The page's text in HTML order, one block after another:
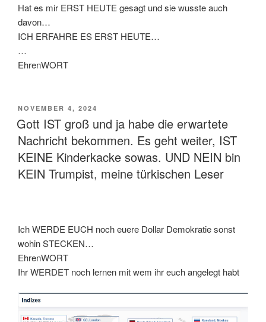
Hat es mir ERST HEUTE gesagt und sie wusste auch
davon…
ICH ERFAHRE ES ERST HEUTE…
…
EhrenWORT
VERÖFFENTLICHT
AM
NOVEMBER 4, 2024
Gott IST groß und ja habe die erwartete
Nachricht bekommen. Es geht weiter, IST
KEINE Kinderkacke sowas. UND NEIN bin
KEIN Trumpist, meine türkischen Leser
Ich WERDE EUCH noch euere Dollar Demokratie sonst
wohin STECKEN…
EhrenWORT
Ihr WERDET noch lernen mit wem ihr euch angelegt habt